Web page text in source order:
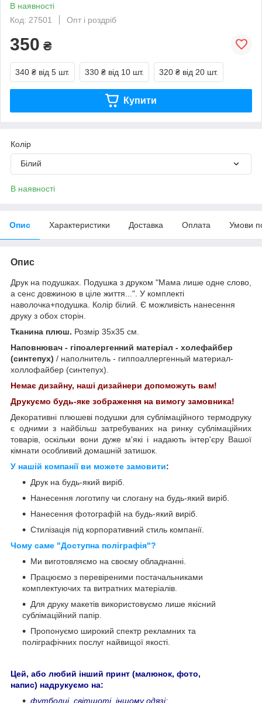
В наявності
Код: 27501
Опт і роздріб
350 ₴
340 ₴ від 5 шт. 330 ₴ від 10 шт. 320 ₴ від 20 шт.
Купити
Колір
Білий
В наявності
Опис Характеристики Доставка Оплата Умови
Опис
Друк на подушках. Подушка з друком "Мама лише одне слово,
а сенс довжиною в ціле життя...". У комплекті
наволочка+подушка. Колір білий. Є можливість нанесення
друку з обох сторін.
Тканина плюш. Розмір 35х35 см.
Наповнювач - гіпоалергенний матеріал - холефайбер
(синтепух) / наполнитель - гиппоаллергенный материал-
холлофайбер (синтепух).
Немає дизайну, наші дизайнери допоможуть вам!
Друкуємо будь-яке зображення на вимогу замовника!
Декоративні плюшеві подушки для сублімаційного термодруку
є одними з найбільш затребуваних на ринку сублімаційних
товарів, оскільки вони дуже м'які і надають інтер'єру Вашої
кімнати особливий домашній затишок.
У нашій компанії ви можете замовити:
Друк на будь-який виріб.
Нанесення логотипу чи слогану на будь-який виріб.
Нанесення фотографій на будь-який виріб.
Стилізація під корпоративний стиль компанії.
Чому саме "Доступна поліграфія"?
Ми виготовляємо на своєму обладнанні.
Працюємо з перевіреними постачальниками
комплектуючих та витратних матеріалів.
Для друку макетів використовуємо лише якісний
сублімаційний папір.
Пропонуємо широкий спектр рекламних та
поліграфічних послуг найвищої якості.
Цей, або любий інший принт (малюнок, фото,
напис) надрукуємо на:
футболці, світшоті, іншому одязі;